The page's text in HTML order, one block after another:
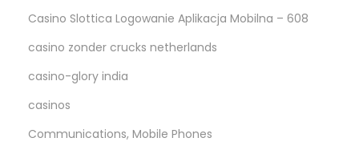
Casino Slottica Logowanie Aplikacja Mobilna – 608
casino zonder crucks netherlands
casino-glory india
casinos
Communications, Mobile Phones